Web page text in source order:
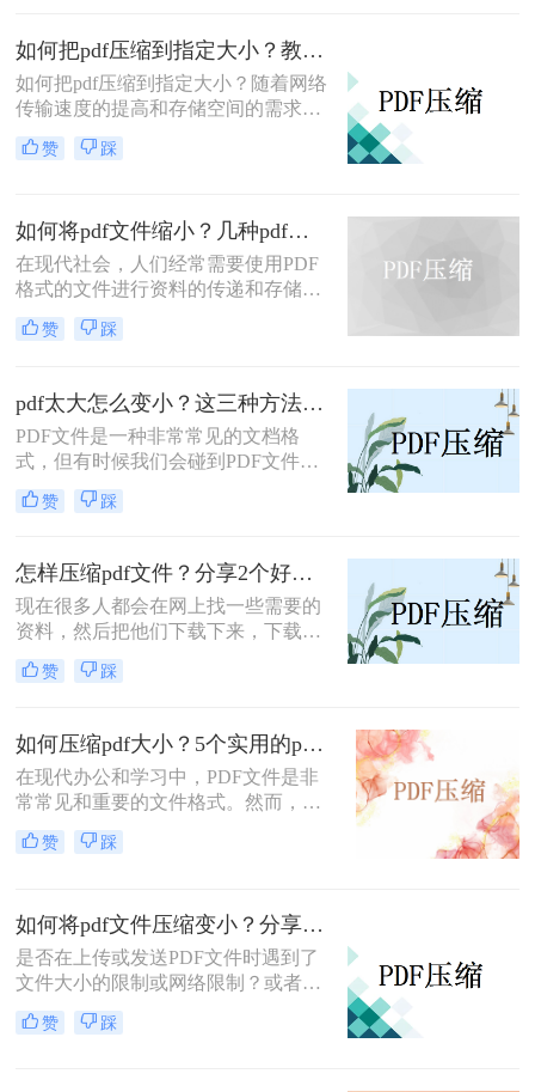
缩小呢？下面给大家介绍一些有效的
方法，帮助您缩小PDF文件的大小。
如何把pdf压缩到指定大小？教你2种简单有效的方法，学会很方便！
如何把pdf压缩到指定大小？​随着网络
传输速度的提高和存储空间的需求增
加，PDF文件大小成为了一个重要的
考虑因素。为了能够快速上传、下载
些简单而有效的方法，帮助您将PDF
文件压缩至指定的大小。
赞 踩
如何将pdf文件缩小？几种pdf缩小方法看一看！
在现代社会，人们经常需要使用PDF
格式的文件进行资料的传递和存储。
然而，有时候我们会发现PDF文件的
体积过大，不便于上传和共享。为了
文件缩小的方法，帮助你快速高效地
压缩PDF文件，减小文件大小。
赞 踩
pdf太大怎么变小？这三种方法轻松解决！
PDF文件是一种非常常见的文档格
式，但有时候我们会碰到PDF文件过
大的问题，如果需要通过电子邮件发
送或在网上共享，这将是个麻烦。那
供一些简单有效的方法来压缩和优化
PDF文件，让您轻松解决PDF文件过
大的困扰。
赞 踩
怎样压缩pdf文件？分享2个好用的方法，简单又快捷！
现在很多人都会在网上找一些需要的
资料，然后把他们下载下来，下载的
大部分文件都是pdf格式的，pdf文件
可以方便我们阅读文档内容，但是有
们就需要压缩到指定大小，今天小编
就给大家介绍一下怎样压缩pdf文件?
赞 踩
如何压缩pdf大小？5个实用的pdf压缩办法！
在现代办公和学习中，PDF文件是非
常常见和重要的文件格式。然而，随
着社会进步和科技发展，我们经常会
遇到一个问题：PDF文件过大，无法
pdf大小，以提升我们的工作效率
赞 踩
如何将pdf文件压缩变小？分享几个pdf压缩技巧！
是否在上传或发送PDF文件时遇到了
文件大小的限制或网络限制？或者虽
然可以成功上传或发送，但文件过
大，需要较长的等待时间？无论哪种
赞 踩